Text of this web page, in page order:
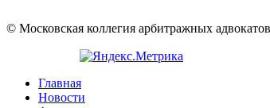
© Московская коллегия арбитражных
Главная
Новости